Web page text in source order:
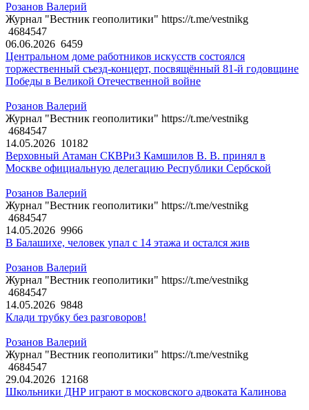
Розанов Валерий
Журнал "Вестник геополитики" https://t.me/vestnikg
4684547
06.06.2026 6459
Центральном доме работников искусств состоялся
торжественный съезд-концерт, посвящённый 81-й годовщине
Победы в Великой Отечественной войне
Розанов Валерий
Журнал "Вестник геополитики" https://t.me/vestnikg
4684547
14.05.2026 10182
Верховный Атаман СКВРиЗ Камшилов В. В. принял в
Москве официальную делегацию Республики Сербской
Розанов Валерий
Журнал "Вестник геополитики" https://t.me/vestnikg
4684547
14.05.2026 9966
В Балашихе, человек упал с 14 этажа и остался жив
Розанов Валерий
Журнал "Вестник геополитики" https://t.me/vestnikg
4684547
14.05.2026 9848
Клади трубку без разговоров!
Розанов Валерий
Журнал "Вестник геополитики" https://t.me/vestnikg
4684547
29.04.2026 12168
Школьники ДНР играют в московского адвоката Калинова